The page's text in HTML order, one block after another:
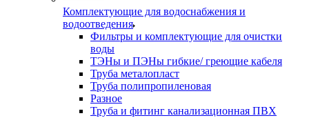
Комплектующие для водоснабжения и
водоотведения
Фильтры и комплектующие для очистки
воды
ТЭНы и ПЭНы гибкие/ греющие кабеля
Труба металопласт
Труба полипропиленовая
Разное
Труба и фитинг канализационная ПВХ